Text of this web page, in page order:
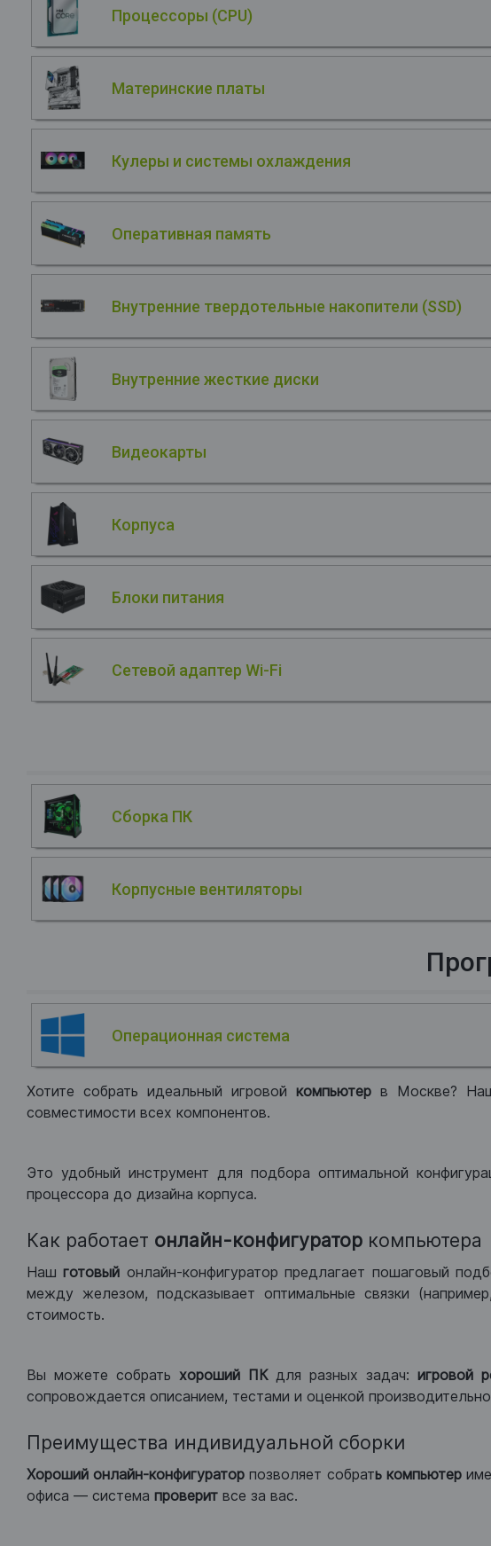
Процессоры (CPU)
Материнские платы
Кулеры и системы охлаждения
Оперативная память
Внутренние твердотельные накопители (SSD)
Внутренние жесткие диски
Видеокарты
Корпуса
Блоки питания
Сетевой адаптер Wi-Fi
Сборка ПК
Корпусные вентиляторы
Операционная система
Хотите собрать идеальный игровой компьютер в Москве?
совместимости всех компонентов.
Это удобный инструмент для подбора оптимальной
процессора до дизайна корпуса.
Как работает онлайн-конфигуратор компьютера
Нашготовый онлайн-конфигуратор предлагает пошаговый
между железом, подсказывает оптимальные связки
стоимость.
Вы можете собрать хороший ПКдля разных задач:игровой
сопровождается описанием, тестами и оценкой
Преимущества индивидуальной сборки
Хороший онлайн-конфигуратор позволяет собрать компьютер
офиса — система проверит все за вас.